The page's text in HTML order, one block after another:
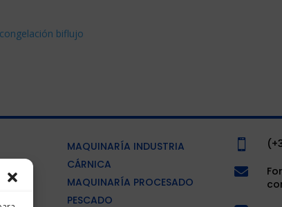
biflujo
MAQUINARÍA INDUSTRIA
CÁRNICA
MAQUINARÍA PROCESADO
PESCADO

